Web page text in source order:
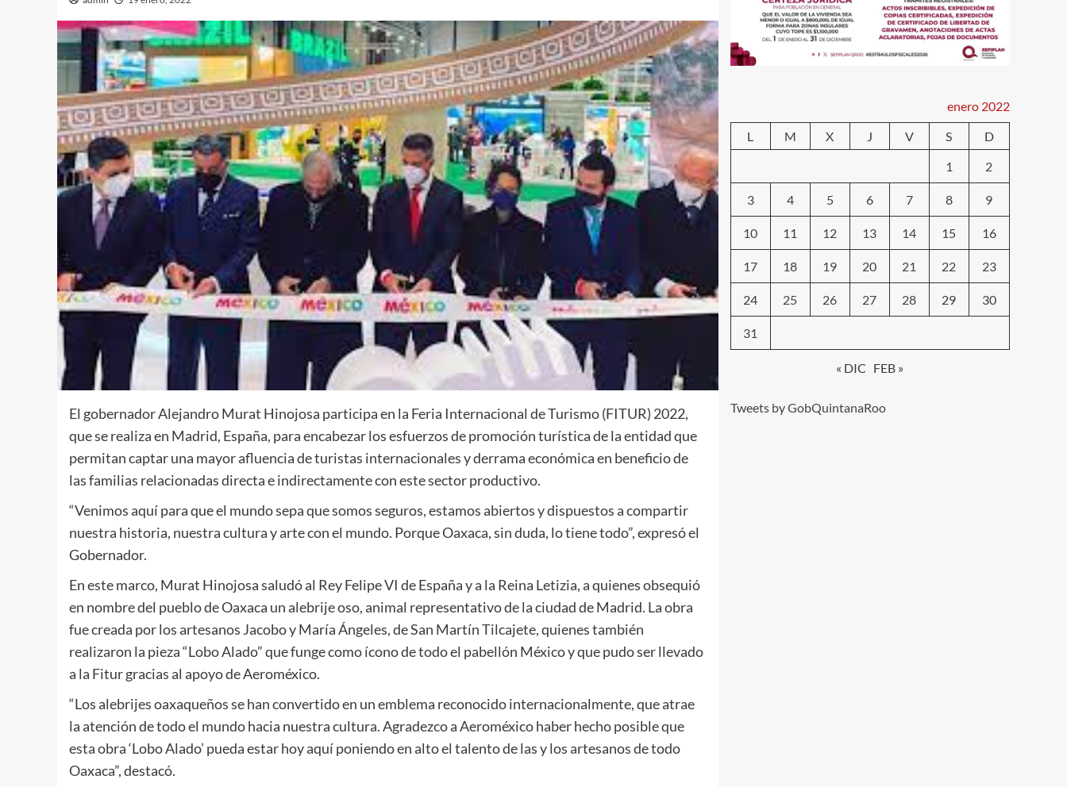
El gobernador Alejandro Murat Hinojosa participa en la Feria Internacional de Turismo (FITUR) 2022,
que se realiza en Madrid, España, para encabezar los esfuerzos de promoción turística de la entidad que
permitan captar una mayor afluencia de turistas internacionales y derrama económica en beneficio de
las familias relacionadas directa e indirectamente con este sector productivo.
“Venimos aquí para que el mundo sepa que somos seguros, estamos abiertos y dispuestos a compartir
nuestra historia, nuestra cultura y arte con el mundo. Porque Oaxaca, sin duda, lo tiene todo”, expresó el
Gobernador.
En este marco, Murat Hinojosa saludó al Rey Felipe VI de España y a la Reina Letizia, a quienes obsequió
en nombre del pueblo de Oaxaca un alebrije oso, animal representativo de la ciudad de Madrid. La obra
fue creada por los artesanos Jacobo y María Ángeles, de San Martín Tilcajete, quienes también
realizaron la pieza “Lobo Alado” que funge como ícono de todo el pabellón México y que pudo ser llevado
a la Fitur gracias al apoyo de Aeroméxico.
“Los alebrijes oaxaqueños se han convertido en un emblema reconocido internacionalmente, que atrae
la atención de todo el mundo hacia nuestra cultura. Agradezco a Aeroméxico haber hecho posible que
esta obra ‘Lobo Alado’ pueda estar hoy aquí poniendo en alto el talento de las y los artesanos de todo
Oaxaca”, destacó.
enero 2022
L
M X J V S
D
1
2
3 4 5 6 7 8 9
10 11 12 13 14 15 16
17 18 19 20 21 22 23
24 25 26 27 28 29 30
31
« DIC FEB »
Tweets by GobQuintanaRoo